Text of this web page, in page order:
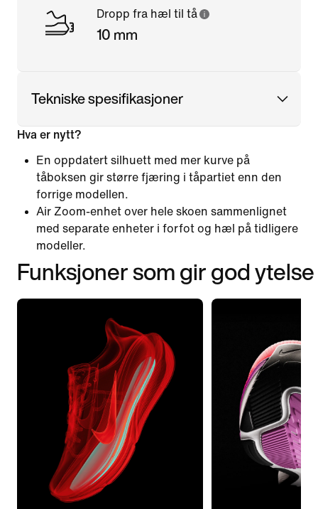
Dropp fra hæl til tå
10 mm
Tekniske spesifikasjoner
Hva er nytt?
En oppdatert silhuett med mer kurve på
tåboksen gir større fjæring i tåpartiet enn den
forrige modellen.
Air Zoom-enhet over hele skoen sammenlignet
med separate enheter i forfot og hæl på tidligere
modeller.
Funksjoner som gir god ytelse